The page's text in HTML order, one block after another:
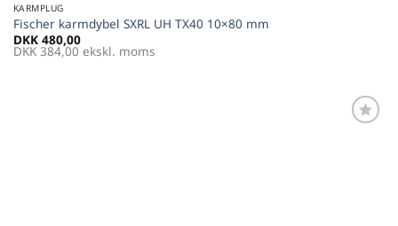
KARMPLUG
Fischer karmdybel SXRL UH TX40 10×80 mm
DKK 480,00
DKK 384,00 ekskl. moms